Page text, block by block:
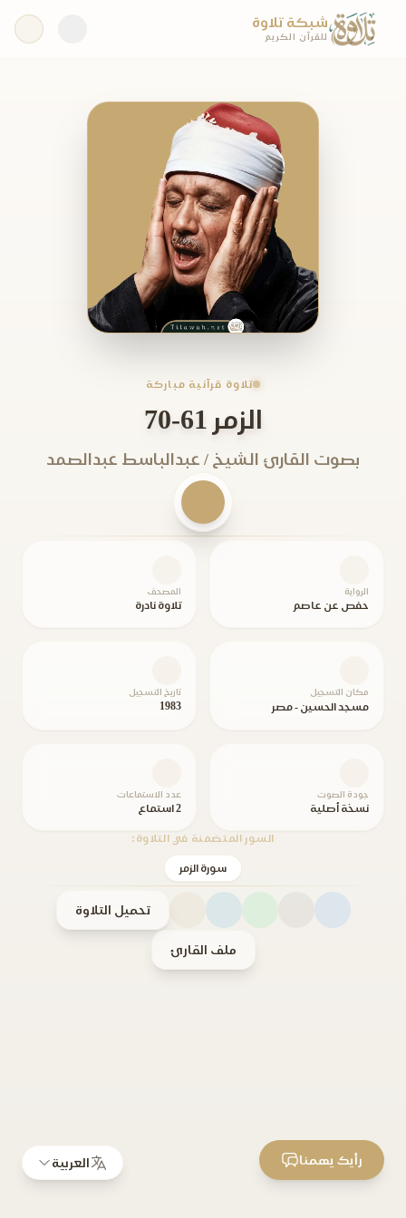
شبكة تلاوة
للقرآن الكريم
تلاوة قرآنية مباركة
الزمر 61-70
بصوت القارئ الشيخ / عبدالباسط عبدالصمد
الرواية
حفص عن عاصم
المصحف
تلاوة نادرة
مكان التسجيل
مسجد الحسين - مصر
تاريخ التسجيل
1983
جودة الصوت
نسخة أصلية
عدد الاستماعات
2 استماع
السور المتضمنة في التلاوة:
سورة الزمر
تحميل التلاوة
ملف القارئ
العربية رأيك يهمنا